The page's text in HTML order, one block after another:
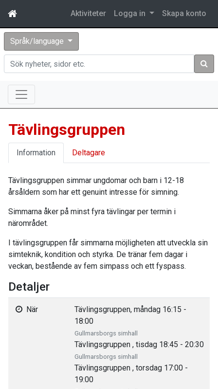
Aktiviteter Logga in Skapa konto
Språk/language
Sök
Tävlingsgruppen
Information Deltagare
Tävlingsgruppen simmar ungdomar och barn i 12-18
årsåldern som har ett genuint intresse för simning.
Simmarna åker på minst fyra tävlingar per termin i
närområdet.
I tävlingsgruppen får simmarna möjligheten att utveckla sin
simteknik, kondition och styrka. De tränar fem dagar i
veckan, bestående av fem simpass och ett fyspass.
Detaljer
När
Tävlingsgruppen, måndag 16:15 -
18:00
Gullmarsborgs simhall
Tävlingsgruppen , tisdag 18:45 - 20:30
Gullmarsborgs simhall
Tävlingsgruppen , torsdag 17:00 -
19:00